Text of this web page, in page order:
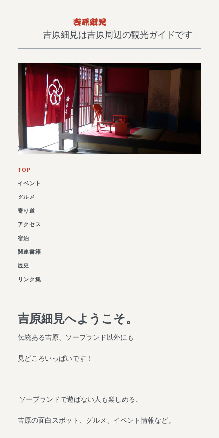
吉原細見は吉原周辺の観光ガイドです！
TOP
イベント
グルメ
寄り道
アクセス
宿泊
関連書籍
歴史
リンク集
吉原細見へようこそ。
伝統ある吉原、ソープランド以外にも
見どころいっぱいです！
ソープランドで遊ばない人も楽しめる、
吉原の面白スポット、グルメ、イベント情報など。